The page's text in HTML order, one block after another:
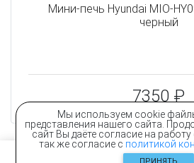
Мы используем cookie
представления нашего сайта.
сайт Вы даёте согласие на
так же согласие с политикой
Мини-печь Hyundai MIO-
черный
7350 ₽